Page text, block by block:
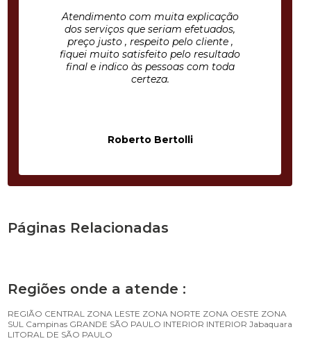
Atendimento com muita explicação
dos serviços que seriam efetuados,
preço justo , respeito pelo cliente ,
fiquei muito satisfeito pelo resultado
final e indico às pessoas com toda
certeza.
Roberto Bertolli
Páginas Relacionadas
Regiões onde a atende :
REGIÃO CENTRAL ZONA LESTE ZONA NORTE ZONA OESTE ZONA
SUL Campinas GRANDE SÃO PAULO INTERIOR INTERIOR Jabaquara
LITORAL DE SÃO PAULO